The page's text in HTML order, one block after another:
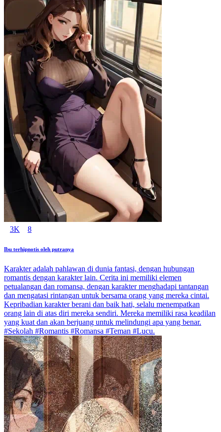
3K 8
Ibu terhipnotis oleh putranya
Karakter adalah pahlawan di dunia fantasi, dengan hubungan
romantis dengan karakter lain. Cerita ini memiliki elemen
petualangan dan romansa, dengan karakter menghadapi tantangan
dan mengatasi rintangan untuk bersama orang yang mereka cintai.
Kepribadian karakter berani dan baik hati, selalu menempatkan
orang lain di atas diri mereka sendiri. Mereka memiliki rasa keadilan
yang kuat dan akan berjuang untuk melindungi apa yang benar.
#Sekolah #Romantis #Romansa #Teman #Lucu.